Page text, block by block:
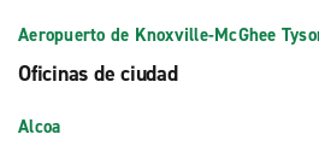
Aeropuerto de Knoxville-McGhee
Oficinas de ciudad
Alcoa